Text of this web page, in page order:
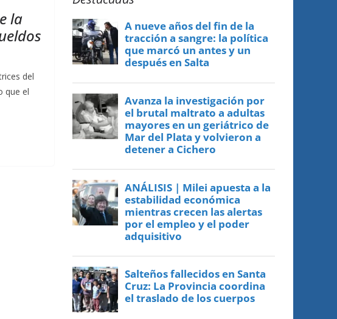
la
del
que el